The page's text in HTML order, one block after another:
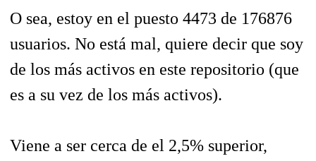
O sea, estoy en el puesto 4473 de 176876
usuarios. No está mal, quiere decir que soy
de los más activos en este repositorio (que
es a su vez de los más activos).
Viene a ser cerca de el 2,5% superior,